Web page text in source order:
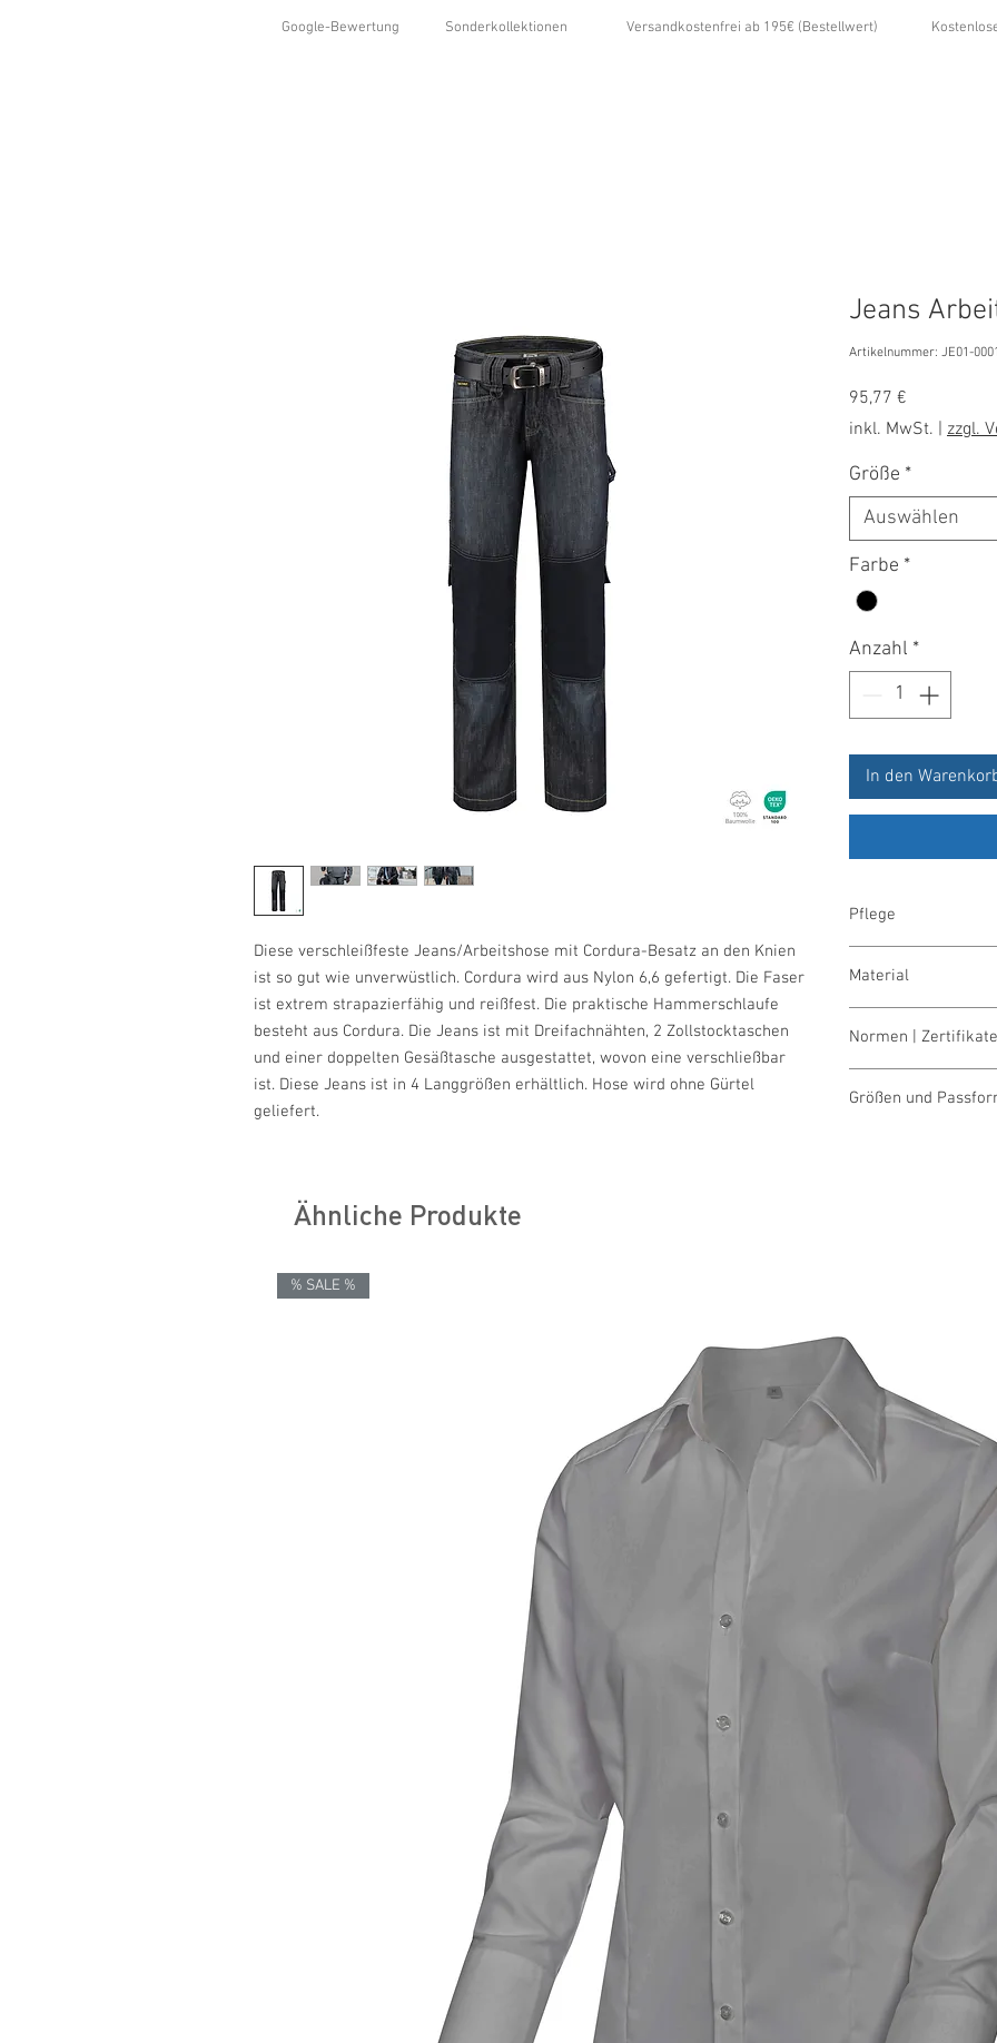
Google-Bewertung Sonderkollektionen Versandkostenfrei ab 195€ (Bestellwert)
Diese verschleißfeste Jeans/Arbeitshose mit Cordura-Besatz an den Knien
ist so gut wie unverwüstlich. Cordura wird aus Nylon 6,6 gefertigt. Die Faser
ist extrem strapazierfähig und reißfest. Die praktische Hammerschlaufe
besteht aus Cordura. Die Jeans ist mit Dreifachnähten, 2 Zollstocktaschen
und einer doppelten Gesäßtasche ausgestattet, wovon eine verschließbar
ist. Diese Jeans ist in 4 Langgrößen erhältlich. Hose wird ohne Gürtel
geliefert.
Jeans
Artikelnummer: JE01-
95,77 €
inkl. MwSt.
zzgl.
Größe *
Auswählen
Farbe *
Anzahl *
In den
Pflege
Material
Cordura: 100 % Nylon
Normen |
Größen und
Ähnliche Produkte
% SALE %